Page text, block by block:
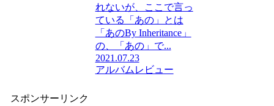
れないが、ここで言っ
ている「あの」とは
「あのBy Inheritance」
の、「あの」で...
2021.07.23
アルバムレビュー
スポンサーリンク